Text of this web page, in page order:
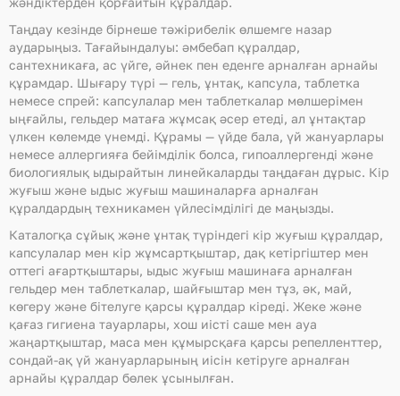
Таңдау кезінде бірнеше тәжірибелік өлшемге назар
аударыңыз. Тағайындалуы: әмбебап құралдар,
сантехникаға, ас үйге, әйнек пен еденге арналған арнайы
құрамдар. Шығару түрі — гель, ұнтақ, капсула, таблетка
немесе спрей: капсулалар мен таблеткалар мөлшерімен
ыңғайлы, гельдер матаға жұмсақ әсер етеді, ал ұнтақтар
үлкен көлемде үнемді. Құрамы — үйде бала, үй жануарлары
немесе аллергияға бейімділік болса, гипоаллергенді және
биологиялық ыдырайтын линейкаларды таңдаған дұрыс. Кір
жуғыш және ыдыс жуғыш машиналарға арналған
құралдардың техникамен үйлесімділігі де маңызды.
Каталогқа сұйық және ұнтақ түріндегі кір жуғыш құралдар,
капсулалар мен кір жұмсартқыштар, дақ кетіргіштер мен
оттегі ағартқыштары, ыдыс жуғыш машинаға арналған
гельдер мен таблеткалар, шайғыштар мен тұз, әк, май,
көгеру және бітелуге қарсы құралдар кіреді. Жеке және
қағаз гигиена тауарлары, хош иісті саше мен ауа
жаңартқыштар, маса мен құмырсқаға қарсы репелленттер,
сондай-ақ үй жануарларының иісін кетіруге арналған
арнайы құралдар бөлек ұсынылған.